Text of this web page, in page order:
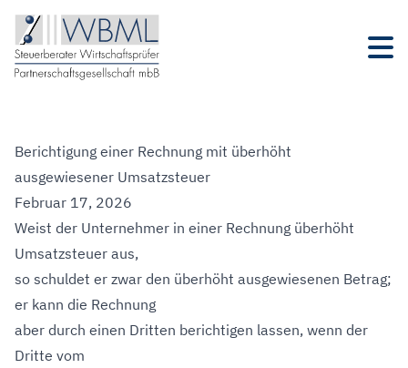
Berichtigung einer Rechnung mit überhöht
ausgewiesener Umsatzsteuer
Februar 17, 2026
Weist der Unternehmer in einer Rechnung überhöht
Umsatzsteuer aus,
so schuldet er zwar den überhöht ausgewiesenen Betrag;
er kann die Rechnung
aber durch einen Dritten berichtigen lassen, wenn der
Dritte vom